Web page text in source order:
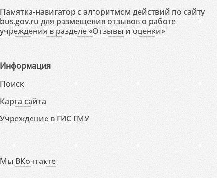
Памятка-навигатор с алгоритмом действий по сайту
bus.gov.ru для размещения отзывов о работе
учреждения в разделе «Отзывы и оценки»
Информация
Поиск
Карта сайта
Учреждение в ГИС ГМУ
Мы ВКонтакте